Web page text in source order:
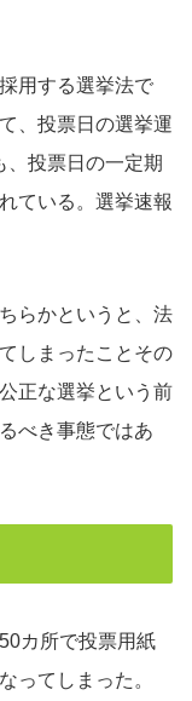
用する選挙法で
、投票日の選挙運
、投票日の一定期
ている。選挙速報
らかというと、法
しまったことその
正な選挙という前
べき事態ではあ
カ所で投票用紙
ってしまった。